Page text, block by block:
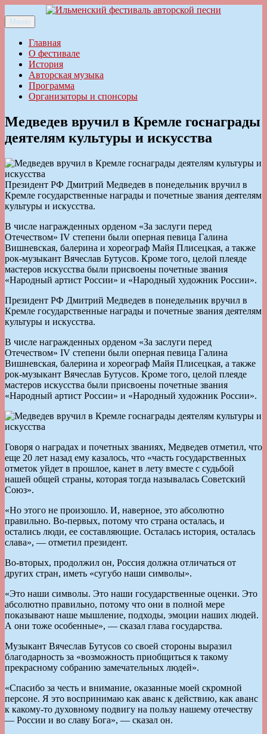
к
содержимому
Ильменский фестиваль авторской песни
Меню
Главная
О фестивале
История
Авторская музыка
Программа
Организаторы и спонсоры
Медведев вручил в Кремле госнаграды
деятелям культуры и искусства
Президент РФ Дмитрий Медведев в понедельник вручил в
Кремле государственные награды и почетные звания деятелям
культуры и искусства.
В числе награжденных орденом «За заслуги перед
Отечеством» IV степени были оперная певица Галина
Вишневская, балерина и хореограф Майя Плисецкая, а также
рок-музыкант Вячеслав Бутусов. Кроме того, целой плеяде
мастеров искусства были присвоены почетные звания
«Народный артист России» и «Народный художник России».
Президент РФ Дмитрий Медведев в понедельник вручил в
Кремле государственные награды и почетные звания деятелям
культуры и искусства.
В числе награжденных орденом «За заслуги перед
Отечеством» IV степени были оперная певица Галина
Вишневская, балерина и хореограф Майя Плисецкая, а также
рок-музыкант Вячеслав Бутусов. Кроме того, целой плеяде
мастеров искусства были присвоены почетные звания
«Народный артист России» и «Народный художник России».
Говоря о наградах и почетных званиях, Медведев отметил, что
еще 20 лет назад ему казалось, что «часть государственных
отметок уйдет в прошлое, канет в лету вместе с судьбой
нашей общей страны, которая тогда называлась Советский
Союз».
«Но этого не произошло. И, наверное, это абсолютно
правильно. Во-первых, потому что страна осталась, и
остались люди, ее составляющие. Осталась история, осталась
слава», — отметил президент.
Во-вторых, продолжил он, Россия должна отличаться от
других стран, иметь «сугубо наши символы».
«Это наши символы. Это наши государственные оценки. Это
абсолютно правильно, потому что они в полной мере
показывают наше мышление, подходы, эмоции наших людей.
А они тоже особенные», — сказал глава государства.
Музыкант Вячеслав Бутусов со своей стороны выразил
благодарность за «возможность приобщиться к такому
прекрасному собранию замечательных людей».
«Спасибо за честь и внимание, оказанные моей скромной
персоне. Я это воспринимаю как аванс к действию, как аванс
к какому-то духовному подвигу на пользу нашему отечеству
— России и во славу Бога», — сказал он.